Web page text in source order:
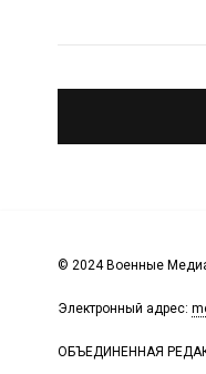
© 2024 Военные
Электронный адрес:
ОБЪЕДИНЕННАЯ